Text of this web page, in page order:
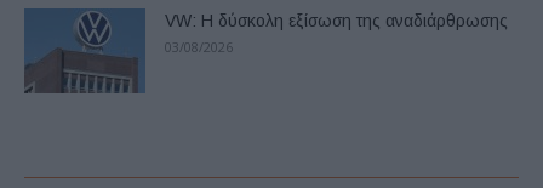
VW: Η δύσκολη εξίσωση της αναδιάρθρωσης
03/08/2026